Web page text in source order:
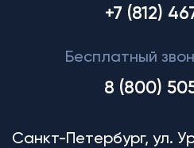
+7 (812)
Бесплатный
8 (800)
Санкт-Петербург, ул.